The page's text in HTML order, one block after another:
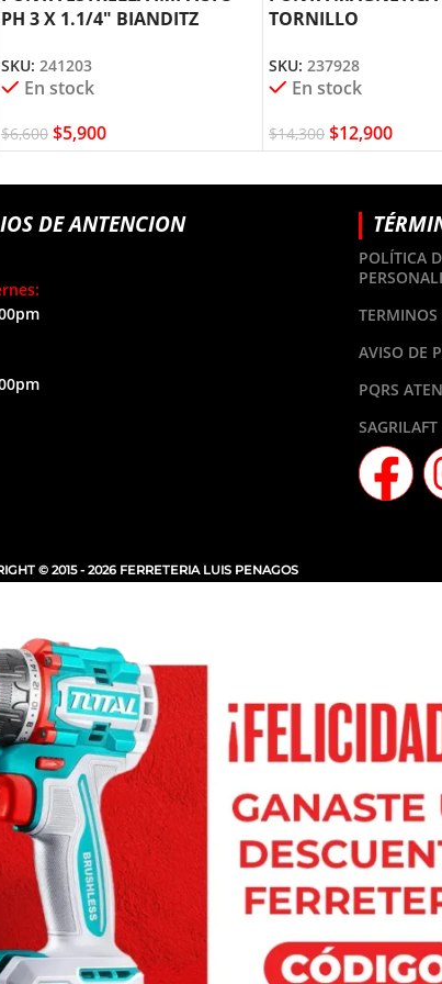
PH 3 X 1.1/4″ BIANDITZ
SKU: 241203
En stock
$6,600 $5,900
TORNILLO
2.1/2″ BIANDITZ
SKU: 237928
En stock
$14,300 $12,900
DE ANTENCION
POLÍTICA
TERMINOS
AVISO DE
PQRS
SAGRILAFT
© 2015 - 2026 FERRETERIA LUIS PENAGOS